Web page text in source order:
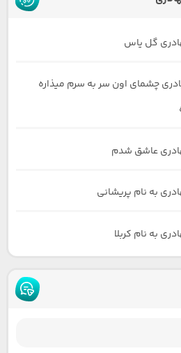
گل یاس
چشمای اون سر به سرم میذاره
عاشق شدم
به نام پریشانی
به نام کربلا